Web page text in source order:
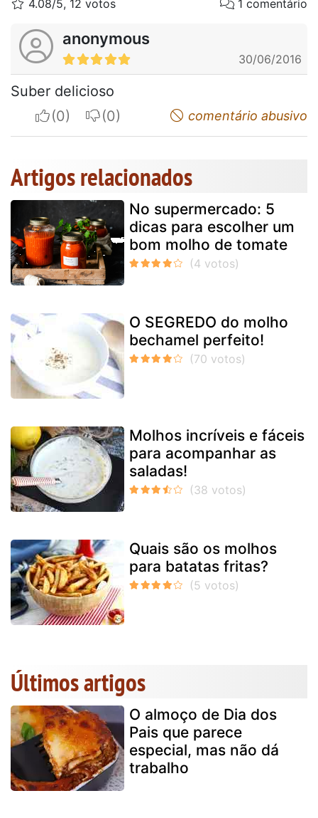
4.08/5, 12 votos 1 comentário
anonymous
30/06/2016
Suber delicioso
I apreciateI do not appreciatecomentário abusivo
Artigos relacionados
No supermercado: 5
dicas para escolher um
bom molho de tomate
O SEGREDO do molho
bechamel perfeito!
Molhos incríveis e fáceis
para acompanhar as
saladas!
Quais são os molhos
para batatas fritas?
Últimos artigos
O almoço de Dia dos
Pais que parece
especial, mas não dá
trabalho